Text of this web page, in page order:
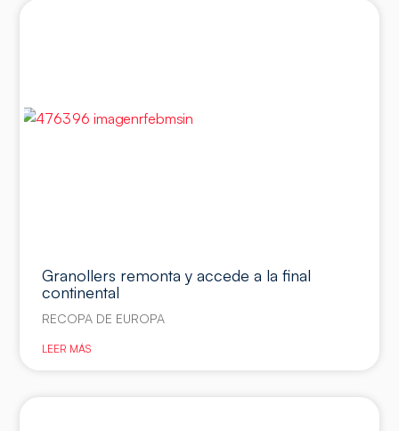
Granollers remonta y accede a la final
continental
RECOPA DE EUROPA
LEER MÁS